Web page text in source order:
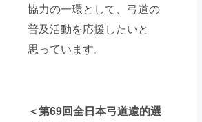
協力の一環として、弓道の
普及活動を応援したいと
思っています。
＜第69回全日本弓道遠的選